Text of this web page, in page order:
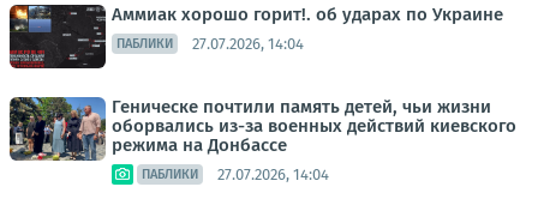
Аммиак хорошо горит!. об ударах по Украине
ПАБЛИКИ 27.07.2026, 14:04
Геническе почтили память детей, чьи жизни
оборвались из-за военных действий киевского
режима на Донбассе
ПАБЛИКИ 27.07.2026, 14:04